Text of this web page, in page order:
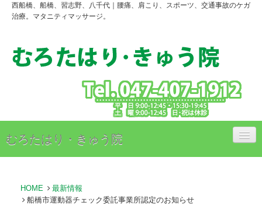
西船橋、船橋、習志野、八千代｜腰痛、肩こり、スポーツ、交通事故のケガ
治療。マタニティマッサージ。
むろたはり・きゅう院
治療料金のご案内
HOME
最新情報
船橋市運動器チェック委託事業所認定のお知らせ